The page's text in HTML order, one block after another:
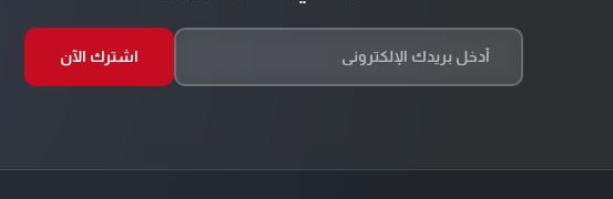
اشترك الآن